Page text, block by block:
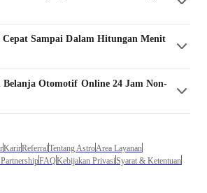
Cepat Sampai Dalam Hitungan Menit
BelanjaOtomotif Online 24 Jam Non-
KarirReferralTentang AstroArea Layanan
FAQKebijakan PrivasiSyarat & Ketentuan